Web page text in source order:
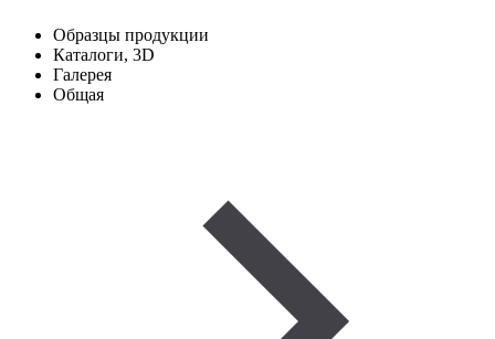
Образцы продукции
Каталоги, 3D
Галерея
Общая